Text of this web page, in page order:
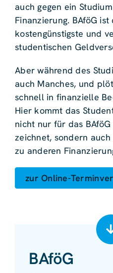
auch gegen ein
Finanzierung. BAföG
kostengünstigste und
studentischen
Aber während des
auch Manches, und
schnell in finanzielle
Hier kommt das
nicht nur für das
zeichnet, sondern
zu anderen
zur Online-
BAföG